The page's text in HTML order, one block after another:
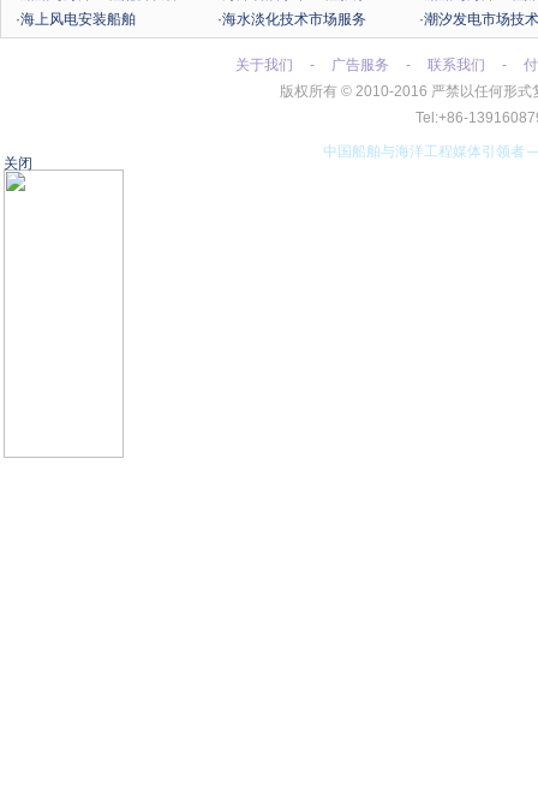
关闭
·海上风电安装船舶
·海水淡化技术市场服务 ·潮汐发电市场技
关于我们 - 广告服务 - 联系我们 -
版权所有 © 2010-2016 严禁以任何形
Tel:+86-
中国船舶与海洋工程媒体引领者